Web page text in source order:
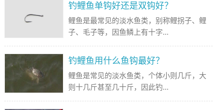
钓鲤鱼单钩好还是双钩好？
鲤鱼是最常见的淡水鱼类，别称鲤拐子、鲤
子、毛子等，因鱼鳞上有十字...
钓鲤鱼用什么鱼钩最好？
鲤鱼是常见的淡水鱼类，个体小则几斤，大
则十几斤甚至几十斤，因此钓...